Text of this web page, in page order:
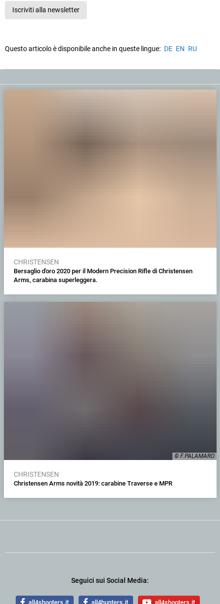
Iscriviti alla newsletter
Questo articolo è disponibile anche in queste lingue: DE EN RU
CHRISTENSEN
Bersaglio d'oro 2020 per il Modern Precision Rifle di Christensen
Arms, carabina superleggera.
© F.PALAMARO
CHRISTENSEN
Christensen Arms novità 2019: carabine Traverse e MPR
Seguici sui Social Media:
all4shooters.it all4hunters.it all4shooters.it